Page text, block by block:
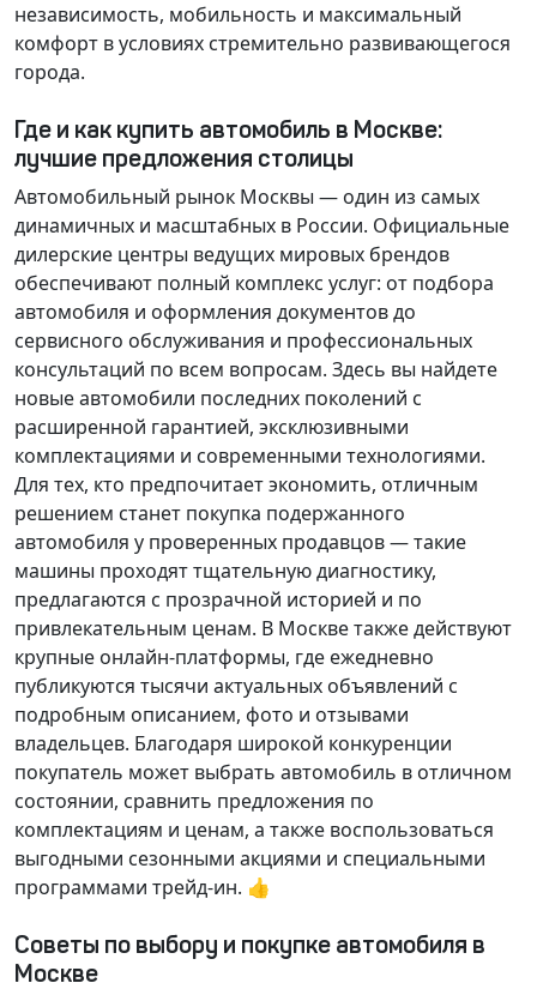
независимость, мобильность и максимальный
комфорт в условиях стремительно развивающегося
города.
Где и как купить автомобиль в Москве:
лучшие предложения столицы
Автомобильный рынок Москвы — один из самых
динамичных и масштабных в России. Официальные
дилерские центры ведущих мировых брендов
обеспечивают полный комплекс услуг: от подбора
автомобиля и оформления документов до
сервисного обслуживания и профессиональных
консультаций по всем вопросам. Здесь вы найдете
новые автомобили последних поколений с
расширенной гарантией, эксклюзивными
комплектациями и современными технологиями.
Для тех, кто предпочитает экономить, отличным
решением станет покупка подержанного
автомобиля у проверенных продавцов — такие
машины проходят тщательную диагностику,
предлагаются с прозрачной историей и по
привлекательным ценам. В Москве также действуют
крупные онлайн-платформы, где ежедневно
публикуются тысячи актуальных объявлений с
подробным описанием, фото и отзывами
владельцев. Благодаря широкой конкуренции
покупатель может выбрать автомобиль в отличном
состоянии, сравнить предложения по
комплектациям и ценам, а также воспользоваться
выгодными сезонными акциями и специальными
программами трейд-ин. 👍
Советы по выбору и покупке автомобиля в
Москве